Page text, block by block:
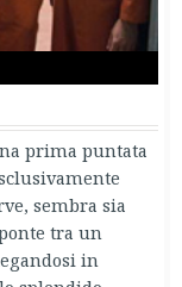
prima puntata
sembra sia
tra un
in